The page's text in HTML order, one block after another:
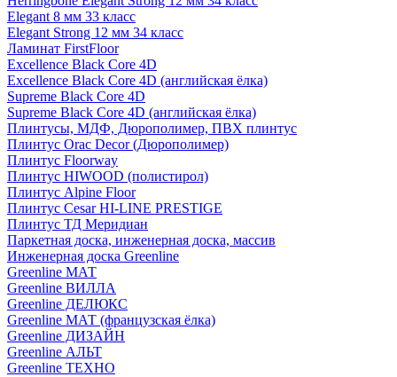
Elegant 8 мм 33 класс
Elegant Strong 12 мм 34 класс
Ламинат FirstFloor
Excellence Black Core 4D
Excellence Black Core 4D (английская ёлка)
Supreme Black Core 4D
Supreme Black Core 4D (английская ёлка)
Плинтусы, МДФ, Дюрополимер, ПВХ плинтус
Плинтус Orac Decor (Дюрополимер)
Плинтус Floorway
Плинтус HIWOOD (полистирол)
Плинтус Alpine Floor
Плинтус Cesar HI-LINE PRESTIGE
Плинтус ТД Меридиан
Паркетная доска, инженерная доска, массив
Инженерная доска Greenline
Greenline МАТ
Greenline ВИЛЛА
Greenline ДЕЛЮКС
Greenline МАТ (французская ёлка)
Greenline ДИЗАЙН
Greenline АЛЬТ
Greenline ТЕХНО